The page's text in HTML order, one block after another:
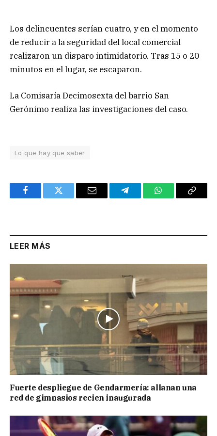
Los delincuentes serían cuatro, y en el momento
de reducir a la seguridad del local comercial
realizaron un disparo intimidatorio. Tras 15 o 20
minutos en el lugar, se escaparon.
La Comisaría Decimosexta del barrio San
Gerónimo realiza las investigaciones del caso.
Lo que hay que saber
FacebookTwitter Email TelegramWhatsAppCopy
LEER MÁS
Fuerte despliegue de Gendarmería: allanan una
red de gimnasios recien inaugurada